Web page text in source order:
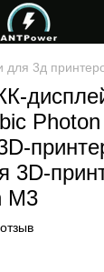
для 3д
3D-
M3